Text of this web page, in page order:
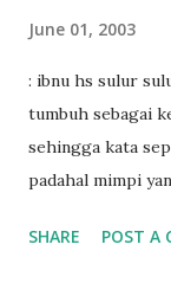
June 01, 2003
: ibnu hs sulur
tumbuh sebagai
sehingga kata
padahal mimpi
telengas
SHARE POST A